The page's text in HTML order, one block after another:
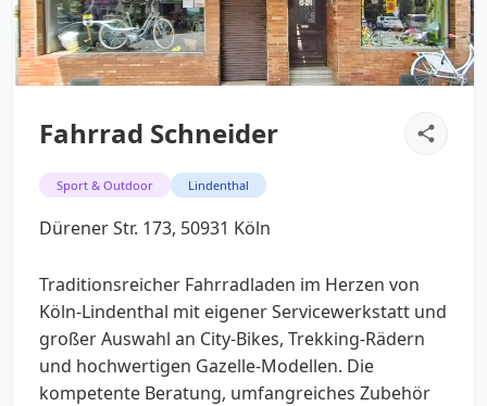
Fahrrad Schneider
Sport & Outdoor Lindenthal
Dürener Str. 173, 50931 Köln
Traditionsreicher Fahrradladen im Herzen von
Köln-Lindenthal mit eigener Servicewerkstatt und
großer Auswahl an City-Bikes, Trekking-Rädern
und hochwertigen Gazelle-Modellen. Die
kompetente Beratung, umfangreiches Zubehör